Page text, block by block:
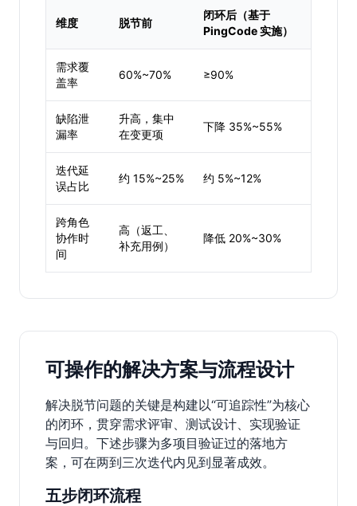
维度 脱节前
闭环后（基于
PingCode 实施）
需求覆
盖率
60%~70% ≥90%
缺陷泄
漏率
升高，集中
在变更项
下降 35%~55%
迭代延
误占比
约 15%~25% 约 5%~12%
跨角色
协作时
间
高（返工、
补充用例）
降低 20%~30%
可操作的解决方案与流程设计
解决脱节问题的关键是构建以“可追踪性”为核心
的闭环，贯穿需求评审、测试设计、实现验证
与回归。下述步骤为多项目验证过的落地方
案，可在两到三次迭代内见到显著成效。
五步闭环流程